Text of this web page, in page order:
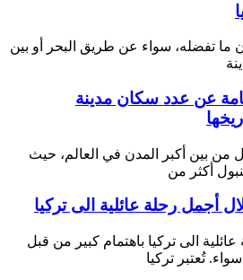
ما تفضله، سواء عن طريق البحر أو بين
عن عدد سكان مدينة
من بين أكبر المدن في العالم، حيث
أكثر من
أجمل رحلة عائلية الى تركيا
الى تركيا باهتمام كبير من قبل
تُعتبر تركيا